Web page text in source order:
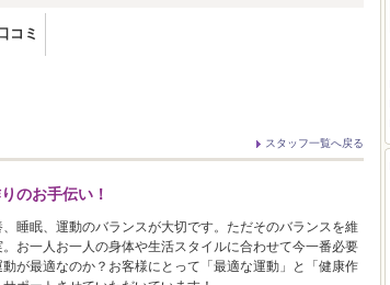
コミ
スタッフ一覧へ戻る
のお手伝い！
、睡眠、運動のバランスが大切です。ただそのバランスを維
お一人お一人の身体や生活スタイルに合わせて今一番必要
が最適なのか？お客様にとって「最適な運動」と「健康作